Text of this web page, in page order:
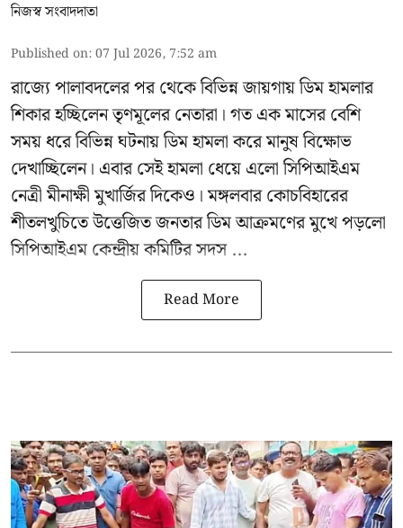
নিজস্ব সংবাদদাতা
Published on:07 Jul 2026, 7:52 am
রাজ্যে পালাবদলের পর থেকে বিভিন্ন জায়গায় ডিম হামলার
শিকার হচ্ছিলেন তৃণমূলের নেতারা। গত এক মাসের বেশি
সময় ধরে বিভিন্ন ঘটনায় ডিম হামলা করে মানুষ বিক্ষোভ
দেখাচ্ছিলেন। এবার সেই হামলা ধেয়ে এলোসিপিআইএম
নেত্রী মীনাক্ষী মুখার্জিরদিকেও। মঙ্গলবার কোচবিহারের
শীতলখুচিতে উত্তেজিত জনতার ডিম আক্রমণের মুখে পড়লো
সিপিআইএম কেন্দ্রীয় কমিটির সদস ...
Read More